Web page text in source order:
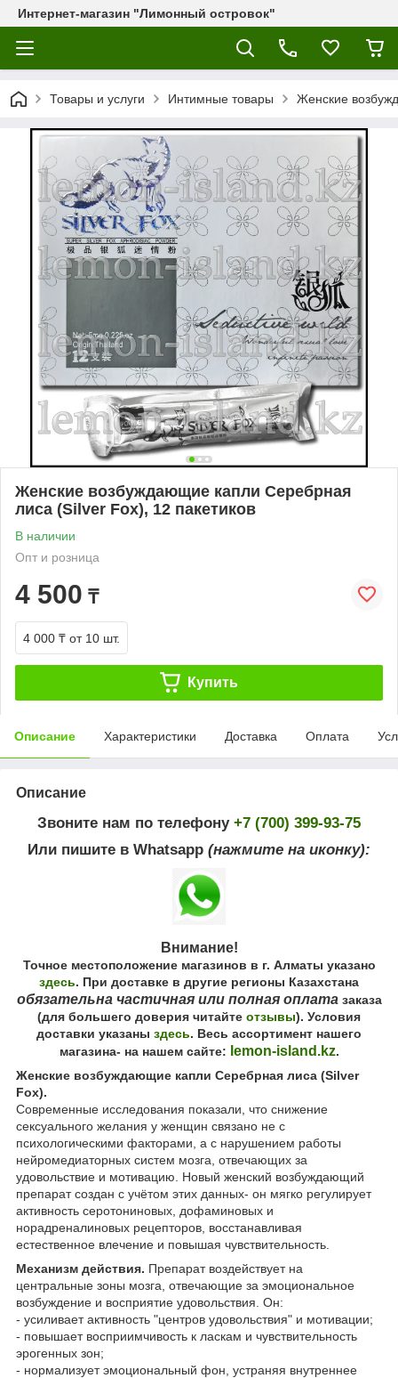
Интернет-магазин "Лимонный островок"
Товары и услуги Интимные товары Женские
Женские возбуждающие капли Серебрная
лиса (Silver Fox), 12 пакетиков
В наличии
Опт и розница
4 500 ₸
4 000 ₸ от 10 шт.
Купить
Описание Характеристики Доставка Оплата
Описание
Звоните нам по телефону +7 (700) 399-93-75
Или пишите в Whatsapp (нажмите на иконку):
Внимание!
Точное местоположение магазинов в г. Алматы указано
здесь. При доставке в другие регионы Казахстана
обязательна частичная или полная оплатазаказа
(для большего доверия читайте отзывы). Условия
доставки указаны здесь. Весь ассортимент нашего
магазина- на нашем сайте: lemon-island.kz.
Женские возбуждающие капли Серебрная лиса (Silver
Fox).
Современные исследования показали, что снижение
сексуального желания у женщин связано не с
психологическими факторами, а с нарушением работы
нейромедиаторных систем мозга, отвечающих за
удовольствие и мотивацию. Новый женский возбуждающий
препарат создан с учётом этих данных- он мягко регулирует
активность серотониновых, дофаминовых и
норадреналиновых рецепторов, восстанавливая
естественное влечение и повышая чувствительность.
Механизм действия. Препарат воздействует на
центральные зоны мозга, отвечающие за эмоциональное
возбуждение и восприятие удовольствия. Он:
- усиливает активность "центров удовольствия" и мотивации;
- повышает восприимчивость к ласкам и чувствительность
эрогенных зон;
- нормализует эмоциональный фон, устраняя внутреннее